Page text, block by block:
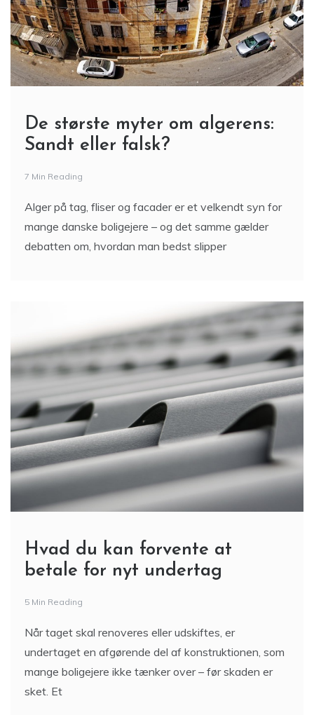
De største myter om algerens:
Sandt eller falsk?
7 Min Reading
Alger på tag, fliser og facader er et velkendt syn for
mange danske boligejere – og det samme gælder
debatten om, hvordan man bedst slipper
Hvad du kan forvente at
betale for nyt undertag
5 Min Reading
Når taget skal renoveres eller udskiftes, er
undertaget en afgørende del af konstruktionen, som
mange boligejere ikke tænker over – før skaden er
sket. Et